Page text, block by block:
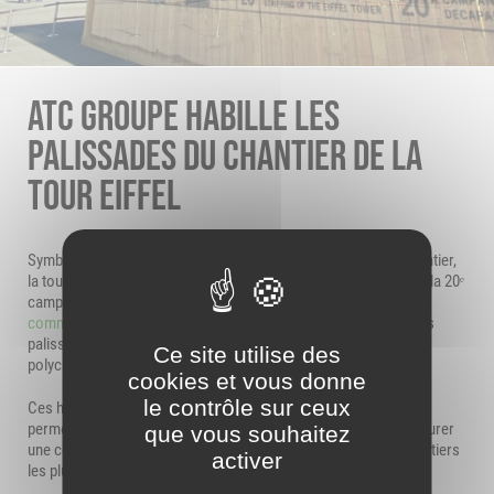
Ce site utilise des
cookies et vous donne
le contrôle sur ceux
que vous souhaitez
activer
ATC GROUPE HABILLE LES
PALISSADES DU CHANTIER DE LA
TOUR EIFFEL
Symbole de Paris et monument emblématique dans le monde entier,
la tour Eiffel fait l’objet d’un entretien constant . À l’occasion de la 20ᵉ
campagne de peinture, ATC Groupe met son expertise dans la
communication d’espaces
au service du chantier en habillant les
palissades installées sur le parvis avec de grands visuels en
polycarbonate (PMMA) imprimés en vitrophanie.
Ces habillages, installés sur les quatre côtés de l’emprise,
permettent non seulement d’embellir l’espace, mais aussi d’assurer
une communication visuelle impactante autour de l’un des chantiers
les plus emblématiques de la capitale.